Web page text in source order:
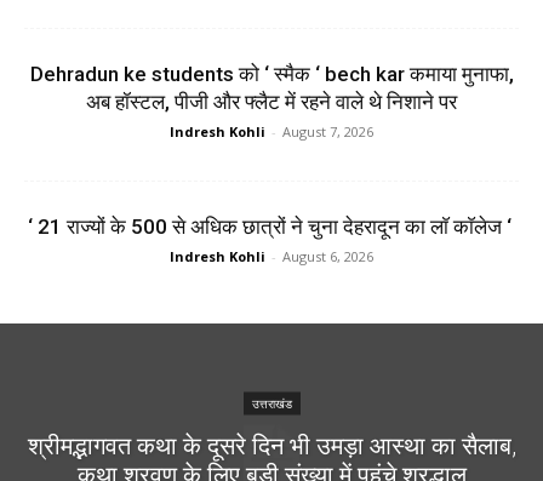
Dehradun ke students को ‘ स्मैक ‘ bech kar कमाया मुनाफा,
अब हॉस्टल, पीजी और फ्लैट में रहने वाले थे निशाने पर
Indresh Kohli - August 7, 2026
‘ 21 राज्यों के 500 से अधिक छात्रों ने चुना देहरादून का लाॅ काॅलेज ‘
Indresh Kohli - August 6, 2026
उत्तराखंड
श्रीमद्भागवत कथा के दूसरे दिन भी उमड़ा आस्था का सैलाब,
कथा श्रवण के लिए बड़ी संख्या में पहुंचे श्रद्धालु